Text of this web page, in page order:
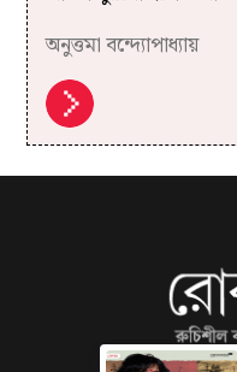
অনুত্তমা বন্দ্যোপাধ্যায়